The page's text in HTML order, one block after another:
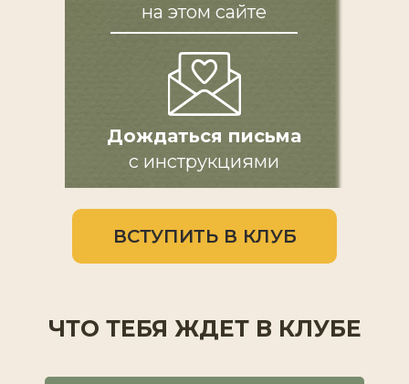
ВСТУПИТЬ В КЛУБ
на этом сайте
Дождаться письма
с инструкциями
ВСТУПИТЬ В КЛУБ
ЧТО ТЕБЯ ЖДЕТ В КЛУБЕ